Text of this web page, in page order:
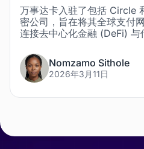
万事达卡入驻了包括 Circle
密公司，旨在将其全球支付
连接去中心化金融 (DeFi) 与
Nomzamo Sithole
2026年3月11日